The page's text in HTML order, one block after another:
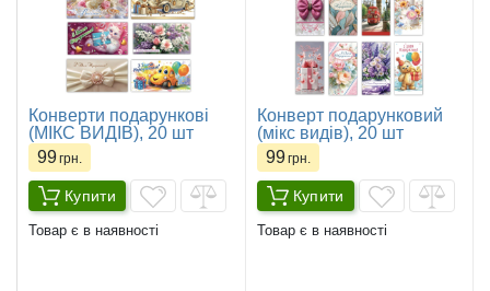
Конверти подарункові
(МІКС ВИДІВ), 20 шт
99грн.
Купити
Товар є в наявності
Конверт подарунковий
(мікс видів), 20 шт
99грн.
Купити
Товар є в наявності